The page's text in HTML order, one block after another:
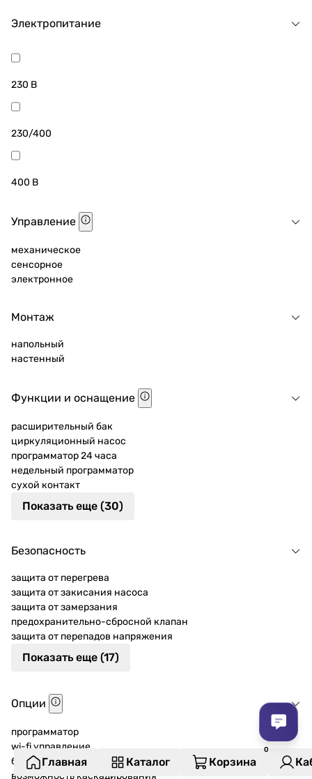
Электропитание
230 В
230/400
400 В
Управление
механическое
сенсорное
электронное
Монтаж
напольный
настенный
Функции и оснащение
расширительный бак
циркуляционный насос
программатор 24 часа
недельный программатор
сухой контакт
Показать еще (30)
Безопасность
защита от перегрева
защита от закисания насоса
защита от замерзания
предохранительно-сбросной клапан
защита от перепадов напряжения
Показать еще (17)
Опции
программатор
wi-fi управление
бойлер косвенного нагрева
возможность каскадирования
Главная Каталог Корзина